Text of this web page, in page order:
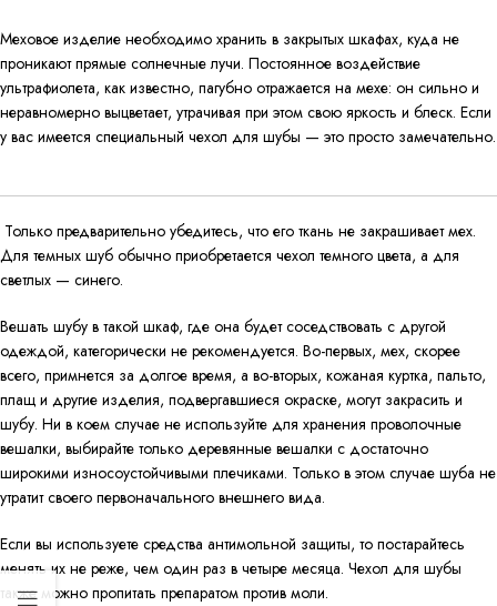
Меховое изделие необходимо хранить в закрытых шкафах, куда не
проникают прямые солнечные лучи. Постоянное воздействие
ультрафиолета, как известно, пагубно отражается на мехе: он сильно и
неравномерно выцветает, утрачивая при этом свою яркость и блеск. Если
у вас имеется специальный чехол для шубы — это просто замечательно.
Только предварительно убедитесь, что его ткань не закрашивает мех.
Для темных шуб обычно приобретается чехол темного цвета, а для
светлых — синего.
Вешать шубу в такой шкаф, где она будет соседствовать с другой
одеждой, категорически не рекомендуется. Во-первых, мех, скорее
всего, примнется за долгое время, а во-вторых, кожаная куртка, пальто,
плащ и другие изделия, подвергавшиеся окраске, могут закрасить и
шубу. Ни в коем случае не используйте для хранения проволочные
вешалки, выбирайте только деревянные вешалки с достаточно
широкими износоустойчивыми плечиками. Только в этом случае шуба не
утратит своего первоначального внешнего вида.
Если вы используете средства антимольной защиты, то постарайтесь
менять их не реже, чем один раз в четыре месяца. Чехол для шубы
также можно пропитать препаратом против моли.